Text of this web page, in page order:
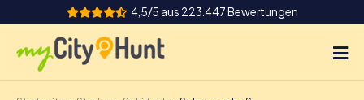
4,5/5 aus 223.447 Bewertungen